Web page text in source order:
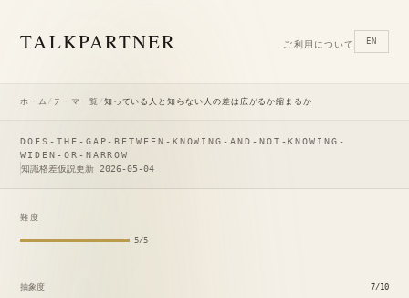
TALKPARTNER ご利用について EN
ホーム /テーマ一覧/知っている人と知らない人の差は広がるか縮まるか
DOES-THE-GAP-BETWEEN-KNOWING-AND-NOT-KNOWING-
WIDEN-OR-NARROW
知識格差仮説更新 2026-05-04
難度
5/5
抽象度 7/10